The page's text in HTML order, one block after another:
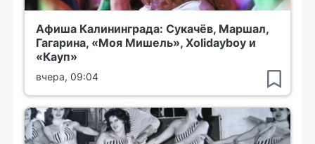
Афиша Калининграда: Сукачёв, Маршал,
Гагарина, «Моя Мишель», Xolidayboy и
«Кауп»
вчера, 09:04